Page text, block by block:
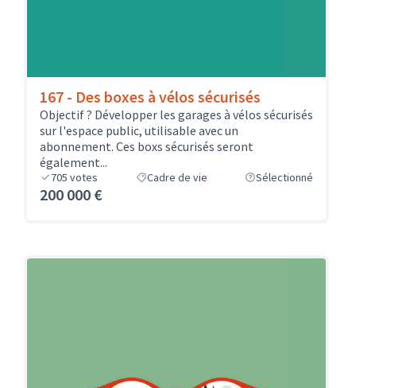
167 - Des boxes à vélos sécurisés
Objectif ? Développer les garages à vélos sécurisés
sur l'espace public, utilisable avec un
abonnement. Ces boxs sécurisés seront
également...
705 votes Cadre de vie Sélectionné
200 000 €